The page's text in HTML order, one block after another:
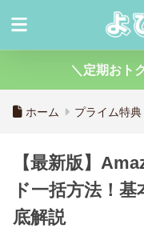
＼定期おト
ホーム プライム特典
【最新版】
ド一括方法！
底解説